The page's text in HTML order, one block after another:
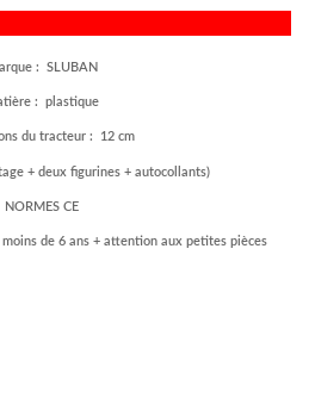
: SLUBAN
: plastique
du tracteur : 12 cm
+ deux figurines + autocollants)
NORMES CE
de 6 ans + attention aux petites pièces